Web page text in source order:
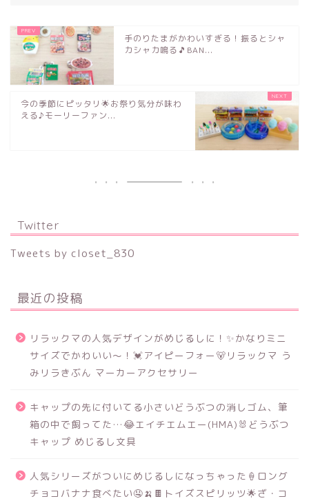
手のりたまがかわいすぎる！振るとシャ
カシャカ鳴る🎵BAN...
今の季節にピッタリ🌟お祭り気分が味わ
える♪モーリーファン...
Twitter
Tweets by closet_830
最近の投稿
リラックマの人気デザインがめじるしに！✨かなりミニ
サイズでかわいい～！💓アイピーフォー🐻リラックマ う
みリラきぶん マーカーアクセサリー
キャップの先に付いてる小さいどうぶつの消しゴム、筆
箱の中で飼ってた…😂エイチエムエー(HMA)🐰どうぶつ
キャップ めじるし文具
人気シリーズがついにめじるしになっちゃった🍦ロング
チョコバナナ食べたい🤤🍌🍫トイズスピリッツ🌟ざ・コ